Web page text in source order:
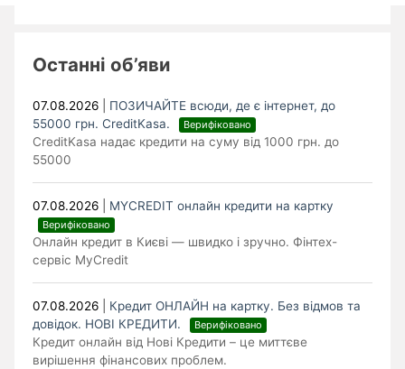
Останні об’яви
07.08.2026
ПОЗИЧАЙТЕ всюди, де є інтернет, до
55000 грн. CreditKasa.
Верифіковано
CreditKasa надає кредити на суму від 1000 грн. до
55000
07.08.2026 MYCREDIT онлайн кредити на картку
Верифіковано
Онлайн кредит в Києві — швидко і зручно. Фінтех-
сервіс MyCredit
07.08.2026
Кредит ОНЛАЙН на картку. Без відмов та
довідок. НОВІ КРЕДИТИ.
Верифіковано
Кредит онлайн від Нові Кредити – це миттєве
вирішення фінансових проблем.